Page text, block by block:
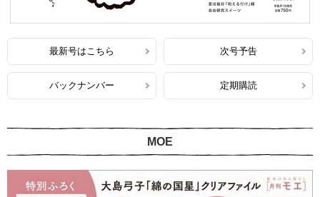
最新号はこちら 次号予告
バックナンバー 定期購読
MOE